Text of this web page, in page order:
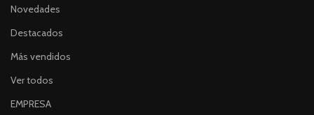
Novedades
Destacados
Más vendidos
Ver todos
EMPRESA